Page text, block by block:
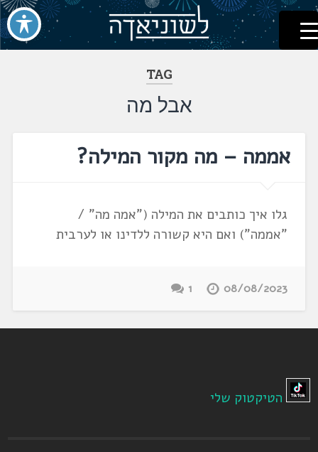
דלג
לתוכן
לשוניאדה
עברית. לשון. שפה
TAG
אבל מה
אממה – מה מקור המילה?
גלו איך כותבים את המילה ("אמה מה" /
"אממה") ואם היא קשורה ללדינו או לערבית
08/08/2023
1
הטיקטוק שלי